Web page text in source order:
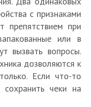
с признаками
препятствием при
или в
вызвать вопросы.
дозволяются к
Если что-то
чеки на